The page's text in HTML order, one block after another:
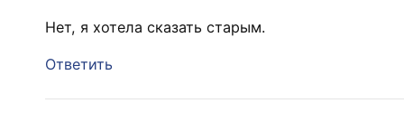
Нет, я хотела сказать старым.
Ответить